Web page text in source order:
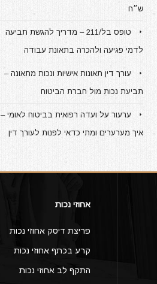
ש״ח
טופס בל/211 – מדריך להגשת תביעה
לדמי פגיעה ולהכרה בתאונת עבודה
עורך דין תאונות אישיות ונכות מתאונה –
תביעת נכות מול חברת הביטוח
ערעור על ועדה רפואית בביטוח לאומי –
איך מערערים ומתי כדאי לפנות לעורך דין
אחוזי נכות
פריצת דיסק אחוזי נכות
קרע בכתף אחוזי נכות
התקף לב אחוזי נכות